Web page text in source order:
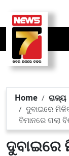
Home
ରାଜ୍ୟ
ଦୁବାଇରେ
ବିମାନରେ ଗଲା